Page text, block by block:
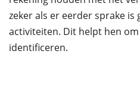
zeker als er eerder sprake is
activiteiten. Dit helpt hen
identificeren.